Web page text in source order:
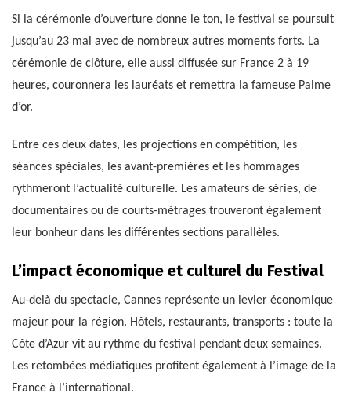
Si la cérémonie d’ouverture donne le ton, le festival se poursuit
jusqu’au 23 mai avec de nombreux autres moments forts. La
cérémonie de clôture, elle aussi diffusée sur France 2 à 19
heures, couronnera les lauréats et remettra la fameuse Palme
d’or.
Entre ces deux dates, les projections en compétition, les
séances spéciales, les avant-premières et les hommages
rythmeront l’actualité culturelle. Les amateurs de séries, de
documentaires ou de courts-métrages trouveront également
leur bonheur dans les différentes sections parallèles.
L’impact économique et culturel du Festival
Au-delà du spectacle, Cannes représente un levier économique
majeur pour la région. Hôtels, restaurants, transports : toute la
Côte d’Azur vit au rythme du festival pendant deux semaines.
Les retombées médiatiques profitent également à l’image de la
France à l’international.